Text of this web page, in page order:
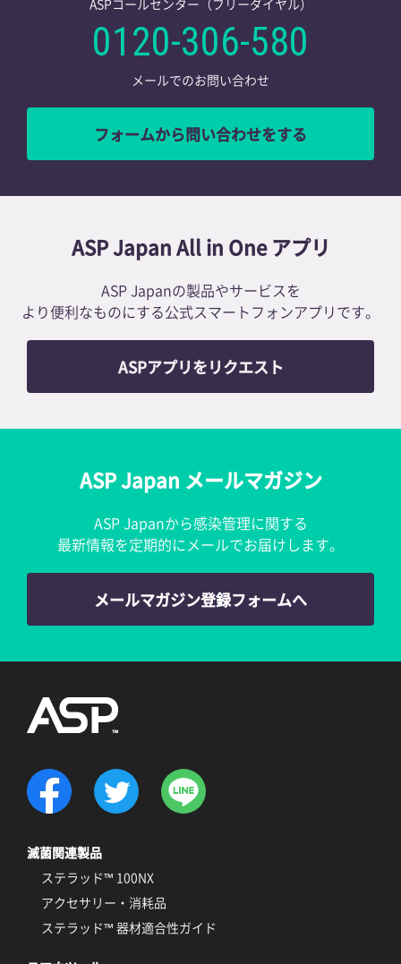
0120-306-580
メールでのお問い合わせ
フォームから問い合わせをする
ASP Japan All in One アプリ
ASP Japanの製品やサービスを
より便利なものにする公式スマートフォンアプリです。
ASPアプリをリクエスト
ASP Japan メールマガジン
ASP Japanから感染管理に関する
最新情報を定期的にメールでお届けします。
メールマガジン登録フォームへ
滅菌関連製品
ステラッド™ 100NX
アクセサリー・消耗品
ステラッド™ 器材適合性ガイド